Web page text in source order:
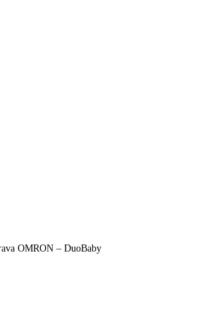
OMRON – DuoBaby